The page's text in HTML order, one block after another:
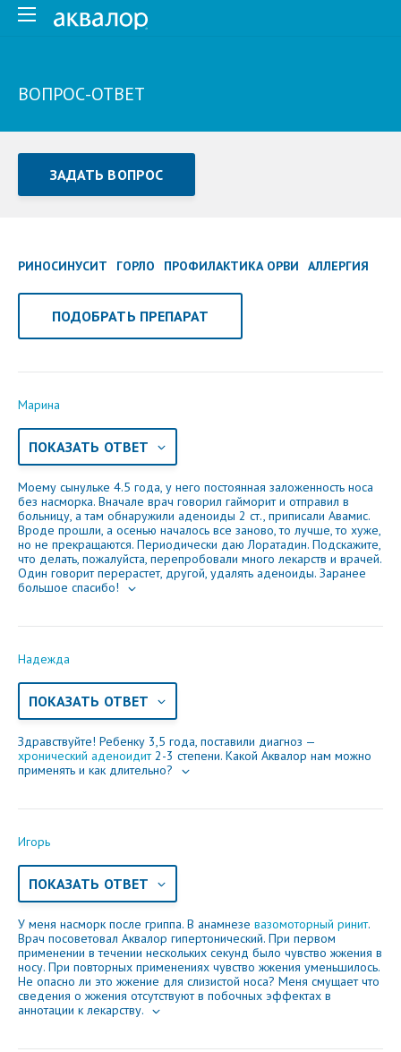
ВОПРОС-ОТВЕТ
ЗАДАТЬ ВОПРОС
Как Вас зовут
Электронная почта
Ваше сообщение
Отправляя вопрос, я принимаю
соглашениесайта.
Свернуть
РИНОСИНУСИТ ГОРЛО ПРОФИЛАКТИКА ОРВИ АЛЛЕРГИЯ
ПОДОБРАТЬ ПРЕПАРАТ
Марина
ПОКАЗАТЬ ОТВЕТ
Моему сынульке 4.5 года, у него постоянная заложенность носа
без насморка. Вначале врач говорил гайморит и отправил в
больницу, а там обнаружили аденоиды 2 ст., приписали Авамис.
Вроде прошли, а осенью началось все заново, то лучше, то хуже,
но не прекращаются. Периодически даю Лоратадин. Подскажите,
что делать, пожалуйста, перепробовали много лекарств и врачей.
Один говорит перерастет, другой, удалять аденоиды. Заранее
большое спасибо!
Надежда
ПОКАЗАТЬ ОТВЕТ
Здравствуйте! Ребенку 3,5 года, поставили диагноз —
хронический аденоидит2-3 степени. Какой Аквалор нам можно
применять и как длительно?
Игорь
ПОКАЗАТЬ ОТВЕТ
У меня насморк после гриппа. В анамнезе вазомоторный ринит.
Врач посоветовал Аквалор гипертонический. При первом
применении в течении нескольких секунд было чувство жжения в
носу. При повторных применениях чувство жжения уменьшилось.
Не опасно ли это жжение для слизистой носа? Меня смущает что
сведения о жжения отсутствуют в побочных эффектах в
аннотации к лекарству.